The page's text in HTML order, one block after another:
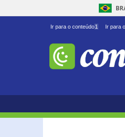
Ir para o conteúdo1 Ir para